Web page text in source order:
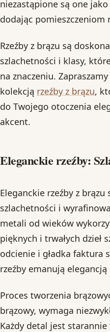
niezastąpione są one
dodając pomieszczeniom
Rzeźby z brązu są
szlachetności i klasy,
na znaczeniu.
kolekcją rzeźby z brązu,
do Twojego otoczenia
akcent.
Eleganckie rzeźby:
Eleganckie rzeźby z
szlachetności i
metali od wieków
pięknych i trwałych dzieł
odcienie i gładka faktura
rzeźby emanują
Proces tworzenia
brązowy, wymaga
Każdy detal jest